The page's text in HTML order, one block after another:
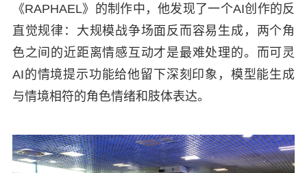
《RAPHAEL》的制作中，他发现了一个AI创作的反
直觉规律：大规模战争场面反而容易生成，两个角
色之间的近距离情感互动才是最难处理的。而可灵
AI的情境提示功能给他留下深刻印象，模型能生成
与情境相符的角色情绪和肢体表达。